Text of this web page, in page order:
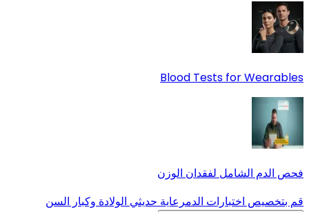
Blood Tests for Wearables
فحص الدم الشامل لفقدان الوزن
قم بتخصيص اختبارات الدمرعاية حديثي الولادة وكبار السن